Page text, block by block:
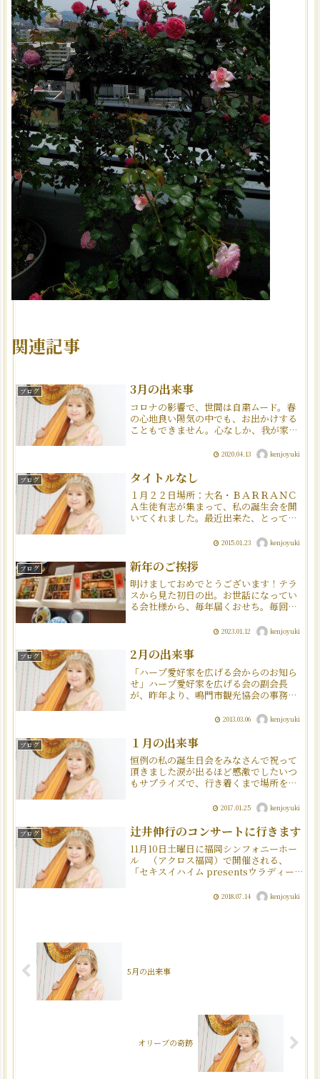
関連記事
ブログ 3月の出来事
コロナの影響で、世間は自粛ムード。春
の心地良い陽気の中でも、お出かけする
こともできません。心なしか、我が家の
す。4月3日に15歳の誕生日を迎えたボス
くらい？野良から家...
2020.04.13 kenjoyuki
ブログ タイトルなし
１月２２日場所：大名・ＢＡＲＲＡＮＣ
Ａ生徒有志が集まって、私の誕生会を開
いてくれました。最近出来た、とっても
ケーキも準備してくれて、大変幸せで
きる時間の一つですね。生徒...
2015.01.23 kenjoyuki
ブログ 新年のご挨拶
明けましておめでとうございます！テラ
スから見た初日の出。お世話になってい
る会社様から、毎年届くおせち。毎回、
とても美味しかったです。ありがとうご
ざいました。先月の１２月２４日、クリ
スマスイブに教会へクリス...
2023.01.12 kenjoyuki
ブログ 2月の出来事
「ハープ愛好家を広げる会からのお知ら
せ」ハープ愛好家を広げる会の副会長
が、昨年より、鳴門市観光協会の事務局
ハープ愛好家を広げる会の特別企画とし
日で、”鳴門阿波踊り観光...
2013.03.06 kenjoyuki
ブログ １月の出来事
恒例の私の誕生日会をみなさんで祝って
頂きました涙が出るほど感激でしたいつ
もサプライズで、行き着くまで場所を教
店で、教えたくない気持ちわかりますか
最近頂いたうれしい贈り物...
2017.01.25 kenjoyuki
ブログ 辻井伸行のコンサートに行きます
11月10日土曜日に福岡シンフォニーホー
ル （アクロス福岡）で開催される、
「セキスイハイム presentsウラディーミ
楽団」のコンサートに行きます。その中
でも注目したいのが盲目のピアニストで
2018.07.14 kenjoyuki
5月の出来事
オリーブの奇跡